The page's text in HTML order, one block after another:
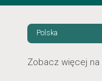
Polska
Zobacz więcej na